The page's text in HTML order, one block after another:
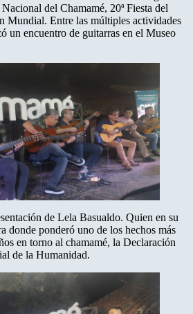
del Chamamé, 20ª Fiesta del
Mundial. Entre las múltiples actividades
un encuentro de guitarras en el Museo
de Lela Basualdo. Quien en su
donde ponderó uno de los hechos más
en torno al chamamé, la Declaración
de la Humanidad.